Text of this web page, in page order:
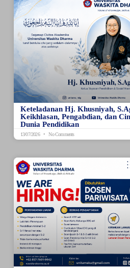
Keteladanan Hj. Khusniyah,
Keikhlasan, Pengabdian, dan
Dunia Pendidikan
13/07/2026 No Comments